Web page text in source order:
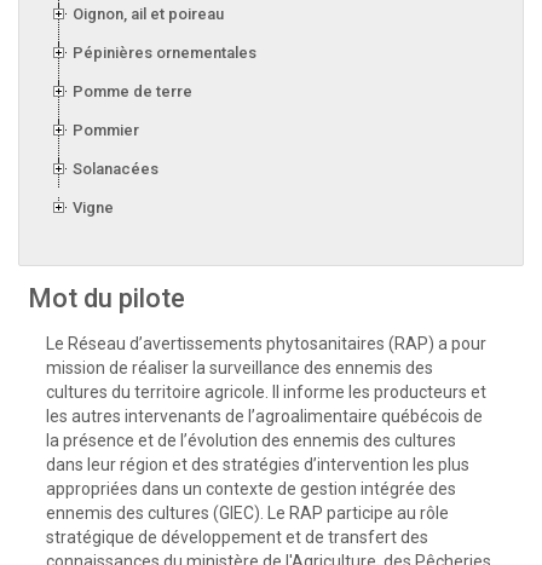
Oignon, ail et poireau
Pépinières ornementales
Pomme de terre
Pommier
Solanacées
Vigne
Mot du pilote
Le Réseau d’avertissements phytosanitaires (RAP) a pour
mission de réaliser la surveillance des ennemis des
cultures du territoire agricole. Il informe les producteurs et
les autres intervenants de l’agroalimentaire québécois de
la présence et de l’évolution des ennemis des cultures
dans leur région et des stratégies d’intervention les plus
appropriées dans un contexte de gestion intégrée des
ennemis des cultures (GIEC). Le RAP participe au rôle
stratégique de développement et de transfert des